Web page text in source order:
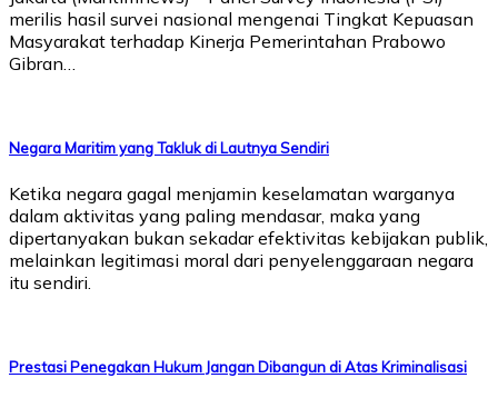
merilis hasil survei nasional mengenai Tingkat Kepuasan
Masyarakat terhadap Kinerja Pemerintahan Prabowo
Gibran…
Negara Maritim yang Takluk di Lautnya Sendiri
Ketika negara gagal menjamin keselamatan warganya
dalam aktivitas yang paling mendasar, maka yang
dipertanyakan bukan sekadar efektivitas kebijakan publik,
melainkan legitimasi moral dari penyelenggaraan negara
itu sendiri.
Prestasi Penegakan Hukum Jangan Dibangun di Atas Kriminalisasi